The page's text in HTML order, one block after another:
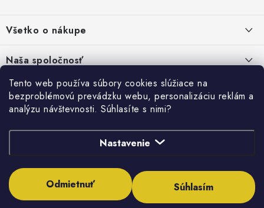
Tento web používa súbory cookies slúžiace na
bezproblémovú prevádzku webu, personalizáciu reklám a
analýzu návštevnosti. Súhlasíte s nimi?
Nastavenie
Odmietnuť Súhlasím
p
ä
t
Všetko o nákupe
Obchodné podmienky
Podmienky ochrany osobných údajov
Moja objednávka
Naša spoločnosť
SHOWROOM - poradňa pre vaše projekty
PREDAJŇA - Raková
Stabilná spoločnosť od roku 2009
Prihlásenie
E-mail
Heslo
HĽADAŤ
Copyright 2026Inštalatérshop . Všetky práva vyhradené.Upraviť nastavenie
cookies